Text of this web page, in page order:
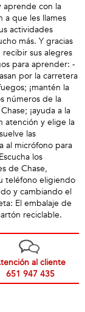
aprende con la
a que les llames
actividades
más. Y gracias
sus alegres
para aprender: -
por la carretera
¡mantén la
números de la
¡ayuda a la
atención y elige la
las
al micrófono para
los
de Chase,
teléfono eligiendo
y cambiando el
El embalaje de
reciclable.
al cliente
651 947 435